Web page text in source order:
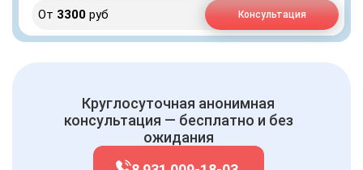
От 3300 руб Консультация
Круглосуточная анонимная
консультация — бесплатно и без
ожидания